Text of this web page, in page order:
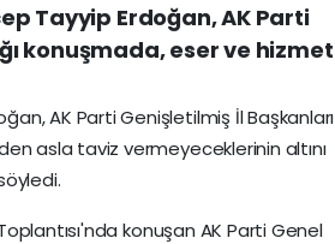
Tayyip Erdoğan, AK Parti
konuşmada, eser ve hizmet
AK Parti Genişletilmiş İl Başkanları
asla taviz vermeyeceklerinin altını
konuşan AK Parti Genel